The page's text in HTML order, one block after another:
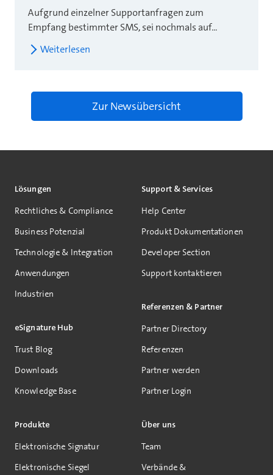
Aufgrund einzelner Supportanfragen zum
Empfang bestimmter SMS, sei nochmals auf...
Weiterlesen
Zur Newsübersicht
Lösungen
Rechtliches & Compliance
Business Potenzial
Technologie & Integration
Anwendungen
Industrien
eSignature Hub
Trust Blog
Downloads
Knowledge Base
Produkte
Elektronische Signatur
Elektronische Siegel
Support & Services
Help Center
Produkt Dokumentationen
Developer Section
Support kontaktieren
Referenzen & Partner
Partner Directory
Referenzen
Partner werden
Partner Login
Über uns
Team
Verbände &